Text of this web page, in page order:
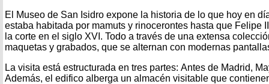
El Museo de San Isidro expone la historia de lo que hoy en
estaba habitada por mamuts y rinocerontes hasta que Felipe
la corte en el siglo XVI. Todo a través de una extensa
maquetas y grabados, que se alternan con modernas
La visita está estructurada en tres partes: Antes de Madrid,
Además, el edifico alberga un almacén visitable que